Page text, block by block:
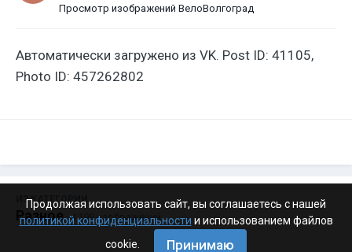
Просмотр изображений ВелоВолгоград
Автоматически загружено из VK. Post ID: 41105,
Photo ID: 457262802
ИЗ КАТЕГОРИИ:
Разное · 4 199 изображений
Продолжая использовать сайт, вы соглашаетесь с нашей
политикой конфиденциальности и использованием файлов
cookie.
Принимаю